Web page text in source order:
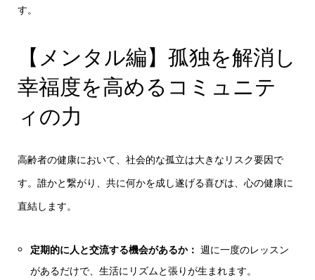
す。
【メンタル編】孤独を解消し
幸福度を高めるコミュニテ
ィの力
高齢者の健康において、社会的な孤立は大きなリスク要因で
す。誰かと繋がり、共に何かを成し遂げる喜びは、心の健康に
直結します。
定期的に人と交流する機会があるか： 週に一度のレッスン
があるだけで、生活にリズムと張りが生まれます。